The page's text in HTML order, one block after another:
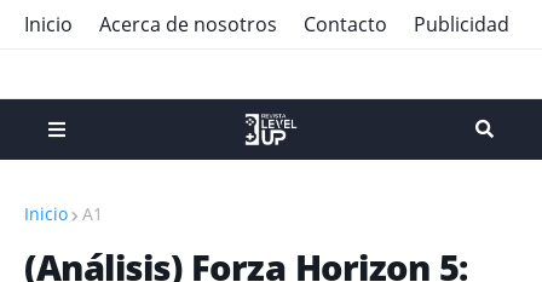
Inicio Acerca de nosotros Contacto Publicidad
Inicio A1
(Análisis) Forza Horizon 5: